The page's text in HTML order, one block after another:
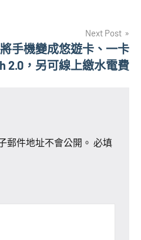
Next Post
手機變成悠遊卡、一卡
2.0，另可線上繳水電費
郵件地址不會公開。 必填